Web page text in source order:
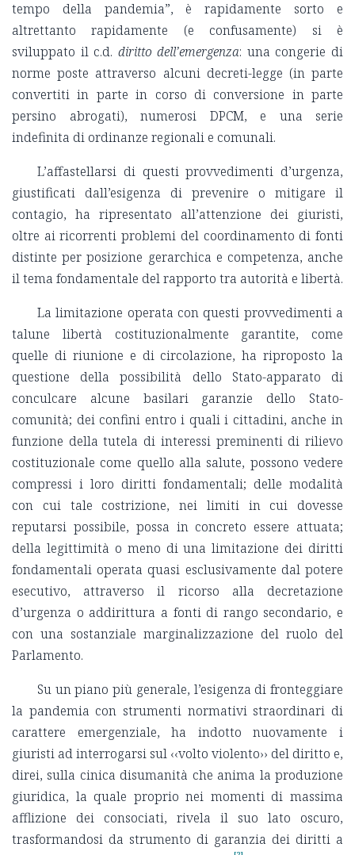
tempo della pandemia”, è rapidamente sorto e
altrettanto rapidamente (e confusamente) si è
sviluppato il c.d. diritto dell’emergenza: una congerie di
norme poste attraverso alcuni decreti-legge (in parte
convertiti in parte in corso di conversione in parte
persino abrogati), numerosi DPCM, e una serie
indefinita di ordinanze regionali e comunali.
L’affastellarsi di questi provvedimenti d’urgenza,
giustificati dall’esigenza di prevenire o mitigare il
contagio, ha ripresentato all’attenzione dei giuristi,
oltre ai ricorrenti problemi del coordinamento di fonti
distinte per posizione gerarchica e competenza, anche
il tema fondamentale del rapporto tra autorità e libertà.
La limitazione operata con questi provvedimenti a
talune libertà costituzionalmente garantite, come
quelle di riunione e di circolazione, ha riproposto la
questione della possibilità dello Stato-apparato di
conculcare alcune basilari garanzie dello Stato-
comunità; dei confini entro i quali i cittadini, anche in
funzione della tutela di interessi preminenti di rilievo
costituzionale come quello alla salute, possono vedere
compressi i loro diritti fondamentali; delle modalità
con cui tale costrizione, nei limiti in cui dovesse
reputarsi possibile, possa in concreto essere attuata;
della legittimità o meno di una limitazione dei diritti
fondamentali operata quasi esclusivamente dal potere
esecutivo, attraverso il ricorso alla decretazione
d’urgenza o addirittura a fonti di rango secondario, e
con una sostanziale marginalizzazione del ruolo del
Parlamento.
Su un piano più generale, l’esigenza di fronteggiare
la pandemia con strumenti normativi straordinari di
carattere emergenziale, ha indotto nuovamente i
giuristi ad interrogarsi sul ‹‹volto violento›› del diritto e,
direi, sulla cinica disumanità che anima la produzione
giuridica, la quale proprio nei momenti di massima
afflizione dei consociati, rivela il suo lato oscuro,
trasformandosi da strumento di garanzia dei diritti a